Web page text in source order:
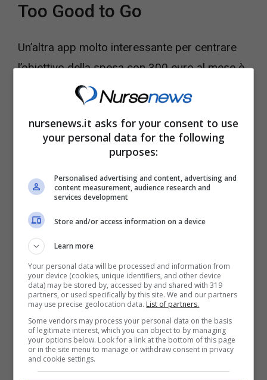
Too Good to Go
Un’altra app molto interessante per centrare
l’obiettivo della spesa con 300 euro al mese è
Too Good to Go
questa app è soprattutto “pedagogico”. Too
Good to Go mira e “educare” le persone a
limitare gli sprechi alimentari,
indicando loro
altrimenti finirebbero nella spazzatura
Too Good to Go non segnala prodotti sempre
vicini alla data di scadenza, ma di alimenti che
non possono essere tenuti al di là di un
determinato limite stabilito dalle vigenti norme
igienico-sanitarie. Così, invece di gettare
questi prodotti nel cestino dell’immondizia,
supermercati e negozi li possonorivendere
perfino al 25% (un quarto) del prezzo
nursenews.it asks for your consent to use
your personal data for the following
purposes:
Personalised advertising and content, advertising and
content measurement, audience research and
services development
Store and/or access information on a device
Learn more
Your personal data will be processed and information from
your device (cookies, unique identifiers, and other device
data) may be stored by, accessed by and shared with 319
partners, or used specifically by this site. We and our partners
may use precise geolocation data. List of partners.
Some vendors may process your personal data on the basis
of legitimate interest, which you can object to by managing
your options below. Look for a link at the bottom of this page
or in the site menu to manage or withdraw consent in privacy
and cookie settings.